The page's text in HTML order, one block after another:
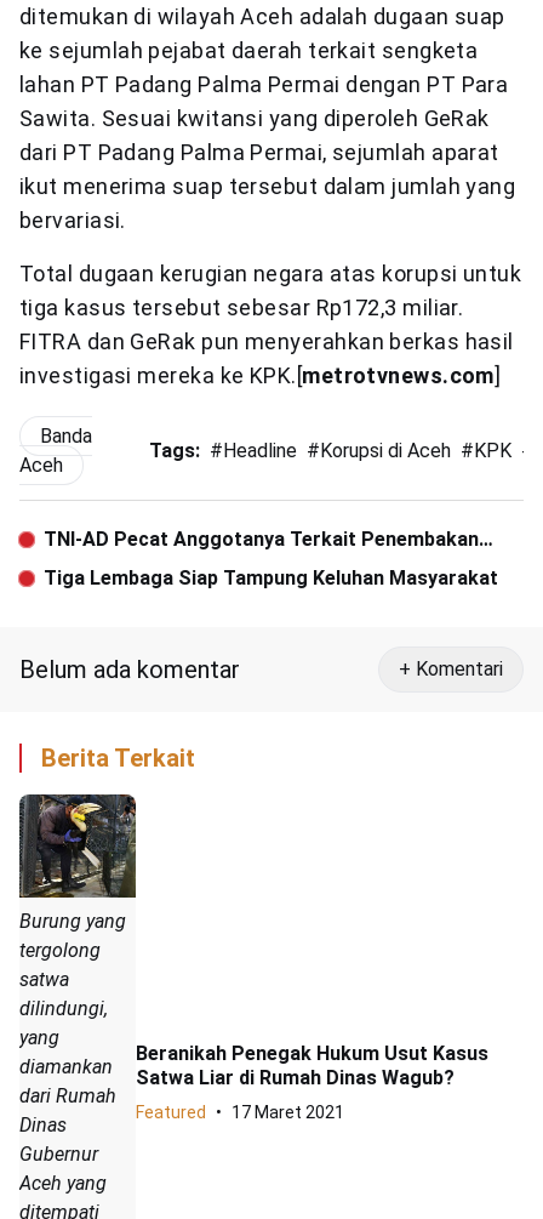
ditemukan di wilayah Aceh adalah dugaan suap
ke sejumlah pejabat daerah terkait sengketa
lahan PT Padang Palma Permai dengan PT Para
Sawita. Sesuai kwitansi yang diperoleh GeRak
dari PT Padang Palma Permai, sejumlah aparat
ikut menerima suap tersebut dalam jumlah yang
bervariasi.
Total dugaan kerugian negara atas korupsi untuk
tiga kasus tersebut sebesar Rp172,3 miliar.
FITRA dan GeRak pun menyerahkan berkas hasil
investigasi mereka ke KPK.[metrotvnews.com]
Banda
Aceh
Tags: #Headline #Korupsi di Aceh #KPK #
TNI-AD Pecat Anggotanya Terkait Penembakan
Posko Nasdem Aceh Utara
Tiga Lembaga Siap Tampung Keluhan Masyarakat
Belum ada komentar + Komentari
Berita Terkait
Burung yang
tergolong
satwa
dilindungi,
yang
diamankan
dari Rumah
Dinas
Gubernur
Aceh yang
ditempati
Beranikah Penegak Hukum Usut Kasus
Satwa Liar di Rumah Dinas Wagub?
Featured 17 Maret 2021